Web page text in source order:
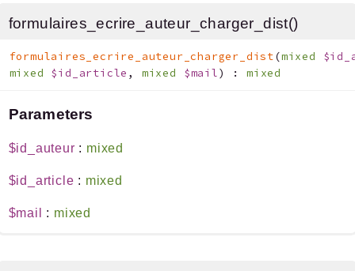
formulaires_ecrire_auteur_charger_dist()
formulaires_ecrire_auteur_charger_dist(mixed
mixed $id_article , mixed $mail) : mixed
Parameters
$id_auteur : mixed
$id_article : mixed
$mail : mixed